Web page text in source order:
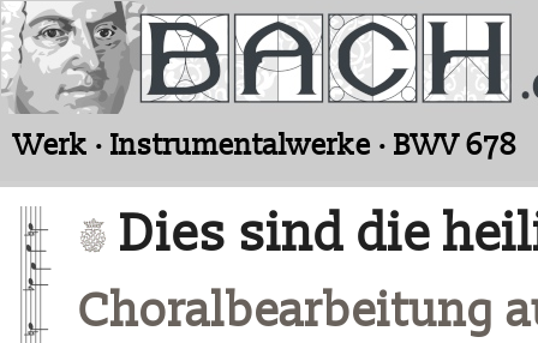
Werk · Instrumentalwerke · BWV 678
Dies sind die
Choralbearbeitung